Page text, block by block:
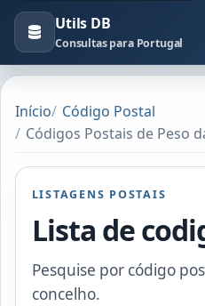
Utils DB
Consultas para Portugal
Início
Código Postal
Códigos Postais de Peso
LISTAGENS POSTAIS
Lista de
Pesquise por código
concelho.